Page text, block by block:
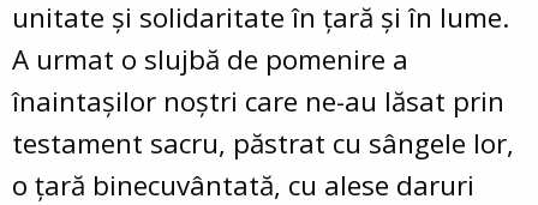
unitate și solidaritate în țară și în lume.
A urmat o slujbă de pomenire a
înaintașilor noștri care ne-au lăsat prin
testament sacru, păstrat cu sângele lor,
o țară binecuvântată, cu alese daruri